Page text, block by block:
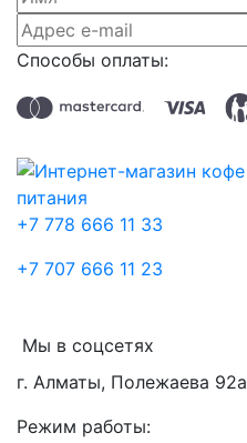
Способы оплаты:
+7 778 666 11 33
+7 707 666 11 23
Мы в соцсетях
г. Алматы, Полежаева 92а
Режим работы: